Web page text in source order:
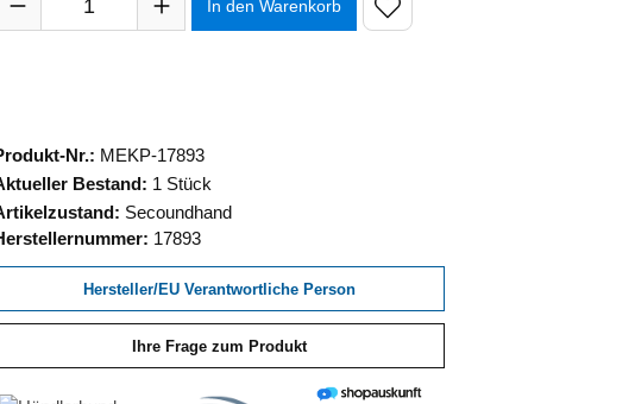
In den Warenkorb
Nr.: MEKP-17893
Bestand: 1 Stück
Secoundhand
17893
Hersteller/EU Verantwortliche Person
Ihre Frage zum Produkt